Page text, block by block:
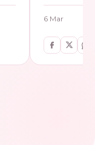
6 Mar